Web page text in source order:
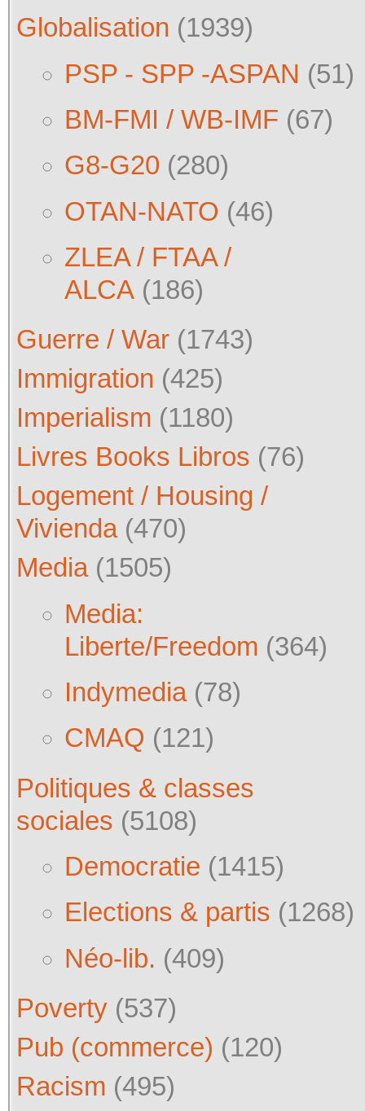
Globalisation (1939)
PSP - SPP -ASPAN (51)
BM-FMI / WB-IMF (67)
G8-G20 (280)
OTAN-NATO (46)
ZLEA / FTAA /
ALCA (186)
Guerre / War (1743)
Immigration (425)
Imperialism (1180)
Livres Books Libros (76)
Logement / Housing /
Vivienda(470)
Media(1505)
Media:
Liberte/Freedom (364)
Indymedia(78)
CMAQ (121)
Politiques & classes
sociales (5108)
Democratie (1415)
Elections & partis (1268)
Néo-lib. (409)
Poverty (537)
Pub (commerce) (120)
Racism (495)